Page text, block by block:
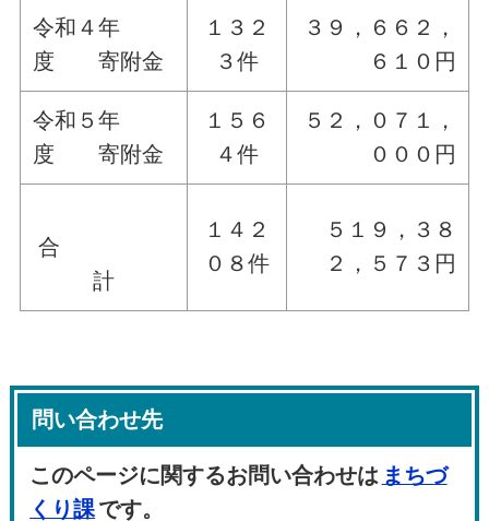
令和４年
度 寄附金
１３２
３件
３９，６６２，
６１０円
令和５年
度 寄附金
１５６
４件
５２，０７１，
０００円
合
計
１４２
０８件
５１９，３８
２，５７３円
問い合わせ先
このページに関するお問い合わせは まちづ
くり課です。